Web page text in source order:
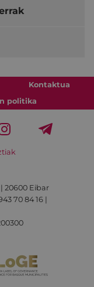
Kontaktua
politika
20600 Eibar
70 84 16 |